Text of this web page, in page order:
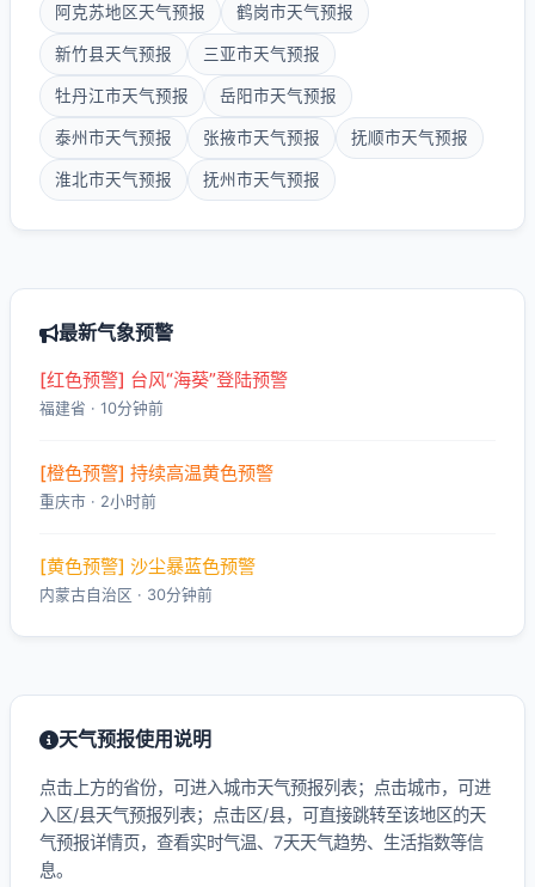
阿克苏地区天气预报 鹤岗市天气预报
新竹县天气预报 三亚市天气预报
牡丹江市天气预报 岳阳市天气预报
泰州市天气预报 张掖市天气预报 抚顺市天气预报
淮北市天气预报 抚州市天气预报
最新气象预警
[红色预警] 台风“海葵”登陆预警
福建省 · 10分钟前
[橙色预警] 持续高温黄色预警
重庆市 · 2小时前
[黄色预警] 沙尘暴蓝色预警
内蒙古自治区 · 30分钟前
天气预报使用说明
点击上方的省份，可进入城市天气预报列表；点击城市，可进
入区/县天气预报列表；点击区/县，可直接跳转至该地区的天
气预报详情页，查看实时气温、7天天气趋势、生活指数等信
息。